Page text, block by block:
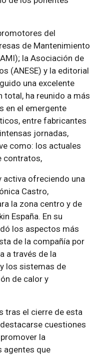
del
de Mantenimiento
la Asociación de
(ANESE) y la editorial
una excelente
total, ha reunido a más
en el emergente
entre fabricantes
jornadas,
como: los actuales
contratos,
activa ofreciendo una
Castro,
la zona centro y de
España. En su
los aspectos más
de la compañía por
a través de la
los sistemas de
de calor y
tras el cierre de esta
cuestiones
la
agentes que